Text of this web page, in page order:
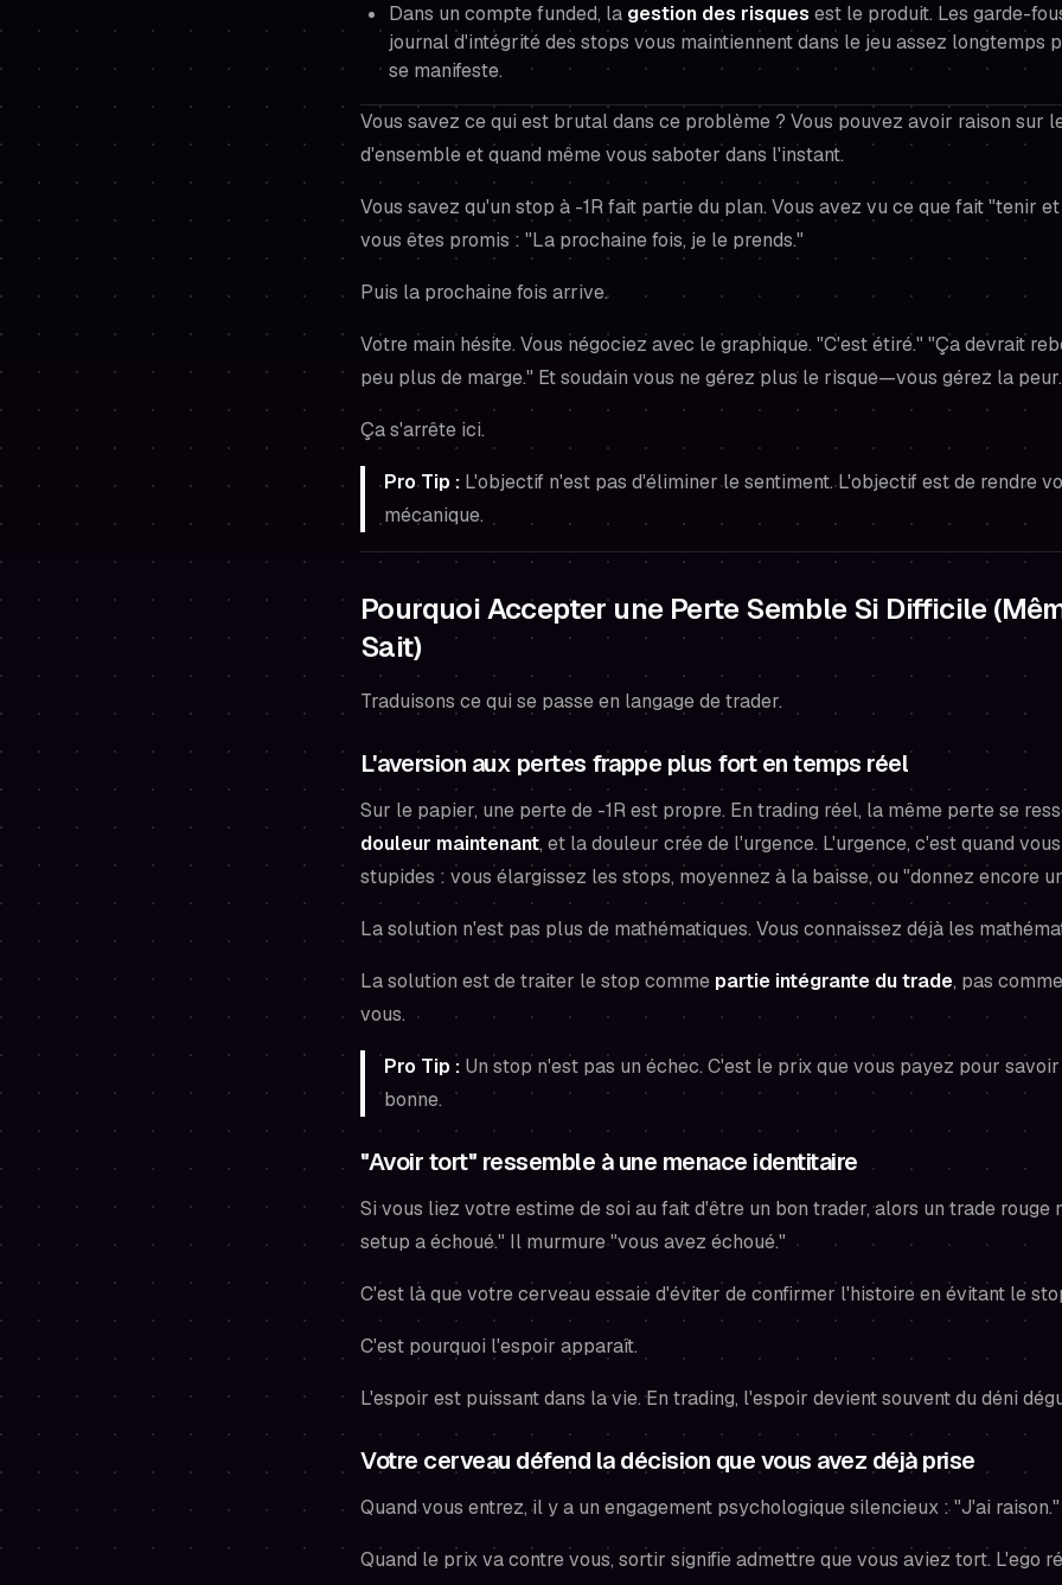
Dans un compte funded, la gestion des risques est le produit. Les garde-
journal d'intégrité des stops vous maintiennent dans le jeu assez longtemps
se manifeste.
Vous savez ce qui est brutal dans ce problème ? Vous pouvez avoir raison sur
d'ensemble et quand même vous saboter dans l'instant.
Vous savez qu'un stop à -1R fait partie du plan. Vous avez vu ce que fait "tenir
vous êtes promis : "La prochaine fois, je le prends."
Puis la prochaine fois arrive.
Votre main hésite. Vous négociez avec le graphique. "C'est étiré." "Ça devrait
peu plus de marge." Et soudain vous ne gérez plus le risque—vous gérez la peur.
Ça s'arrête ici.
Pro Tip : L'objectif n'est pas d'éliminer le sentiment. L'objectif est de rendre
mécanique.
Pourquoi Accepter une Perte Semble Si Difficile
Sait)
Traduisons ce qui se passe en langage de trader.
L'aversion aux pertes frappe plus fort en temps réel
Sur le papier, une perte de -1R est propre. En trading réel, la même perte se
douleur maintenant, et la douleur crée de l'urgence. L'urgence, c'est quand
stupides : vous élargissez les stops, moyennez à la baisse, ou "donnez encore
La solution n'est pas plus de mathématiques. Vous connaissez déjà les
La solution est de traiter le stop comme partie intégrante du trade, pas
vous.
Pro Tip : Un stop n'est pas un échec. C'est le prix que vous payez pour
bonne.
"Avoir tort" ressemble à une menace identitaire
Si vous liez votre estime de soi au fait d'être un bon trader, alors un trade rouge
setup a échoué." Il murmure "vous avez échoué."
C'est là que votre cerveau essaie d'éviter de confirmer l'histoire en évitant le
C'est pourquoi l'espoir apparaît.
L'espoir est puissant dans la vie. En trading, l'espoir devient souvent du déni
Votre cerveau défend la décision que vous avez déjà prise
Quand vous entrez, il y a un engagement psychologique silencieux : "J'ai raison."
Quand le prix va contre vous, sortir signifie admettre que vous aviez tort. L'ego